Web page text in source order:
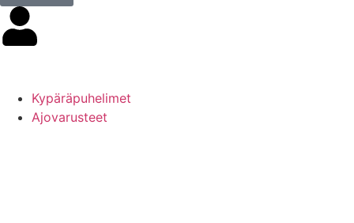
Kypäräpuhelimet
Ajovarusteet